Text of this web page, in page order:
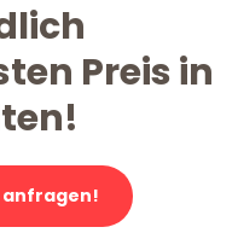
Preis in
anfragen!